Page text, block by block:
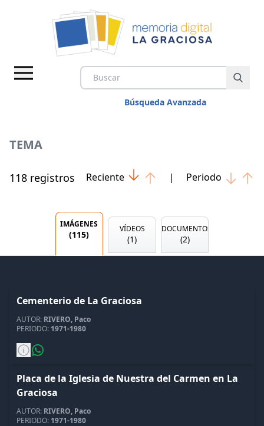
Búsqueda Avanzada
IMÁGENES
DOCUMENTOS
NOTICIAS
CONTACTAR
TEMA
118 registros Reciente | Periodo
IMÁGENES
(115)
VÍDEOS
(1)
DOCUMENTOS
(2)
Cementerio de La Graciosa
AUTOR: RIVERO, Paco
PERIODO: 1971-1980
Placa de la Iglesia de Nuestra del Carmen en La
Graciosa
AUTOR: RIVERO, Paco
PERIODO: 1971-1980